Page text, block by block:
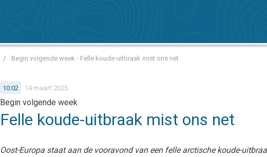
/ Begin volgende week - Felle koude-uitbraak mist ons net
10:02 14 maart 2025
Begin volgende week
Felle koude-uitbraak mist ons net
Oost-Europa staat aan de vooravond van een felle arctische koude-